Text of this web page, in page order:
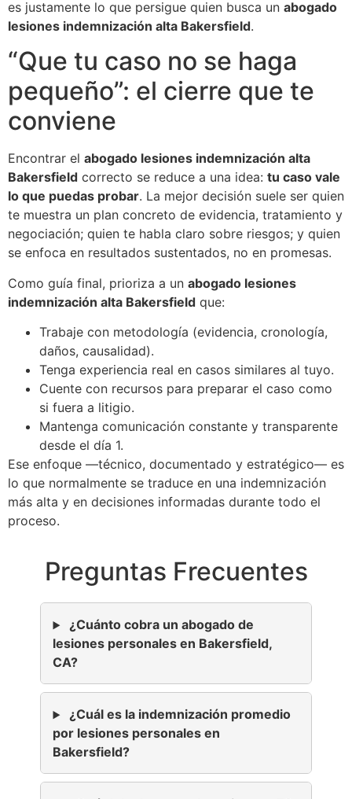
es justamente lo que persigue quien busca un abogado
lesiones indemnización alta Bakersfield.
“Que tu caso no se haga
pequeño”: el cierre que te
conviene
Encontrar el abogado lesiones indemnización alta
Bakersfield correcto se reduce a una idea: tu caso vale
lo que puedas probar. La mejor decisión suele ser quien
te muestra un plan concreto de evidencia, tratamiento y
negociación; quien te habla claro sobre riesgos; y quien
se enfoca en resultados sustentados, no en promesas.
Como guía final, prioriza a un abogado lesiones
indemnización alta Bakersfield que:
Trabaje con metodología (evidencia, cronología,
daños, causalidad).
Tenga experiencia real en casos similares al tuyo.
Cuente con recursos para preparar el caso como
si fuera a litigio.
Mantenga comunicación constante y transparente
desde el día 1.
Ese enfoque —técnico, documentado y estratégico— es
lo que normalmente se traduce en una indemnización
más alta y en decisiones informadas durante todo el
proceso.
Preguntas Frecuentes
¿Cuánto cobra un abogado de
lesiones personales en Bakersfield,
CA?
¿Cuál es la indemnización promedio
por lesiones personales en
Bakersfield?